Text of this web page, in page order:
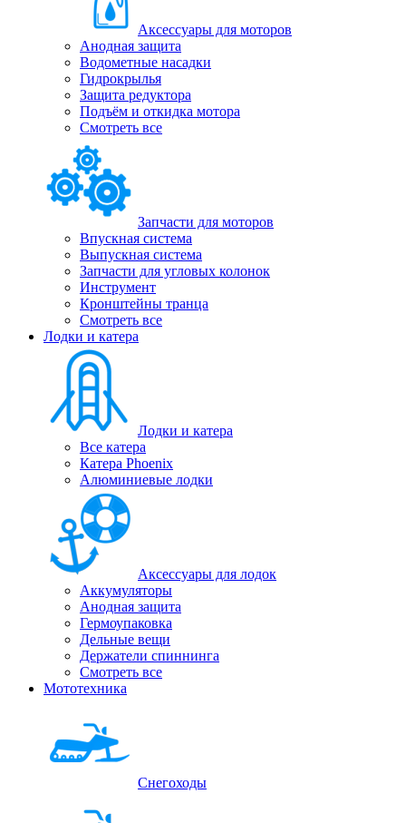
Аксессуары для моторов
Анодная защита
Водометные насадки
Гидрокрылья
Защита редуктора
Подъём и откидка мотора
Смотреть все
Запчасти для моторов
Впускная система
Выпускная система
Запчасти для угловых колонок
Инструмент
Кронштейны транца
Смотреть все
Лодки и катера
Лодки и катера
Все катера
Катера Phoenix
Алюминиевые лодки
Аксессуары для лодок
Аккумуляторы
Анодная защита
Гермоупаковка
Дельные вещи
Держатели спиннинга
Смотреть все
Мототехника
Снегоходы